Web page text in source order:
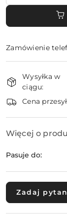
Zamówienie
Dostępność
i
dostawa
Wysyłka w
ciągu:
Cena
Więcej o
Pasuje do:
Zadaj